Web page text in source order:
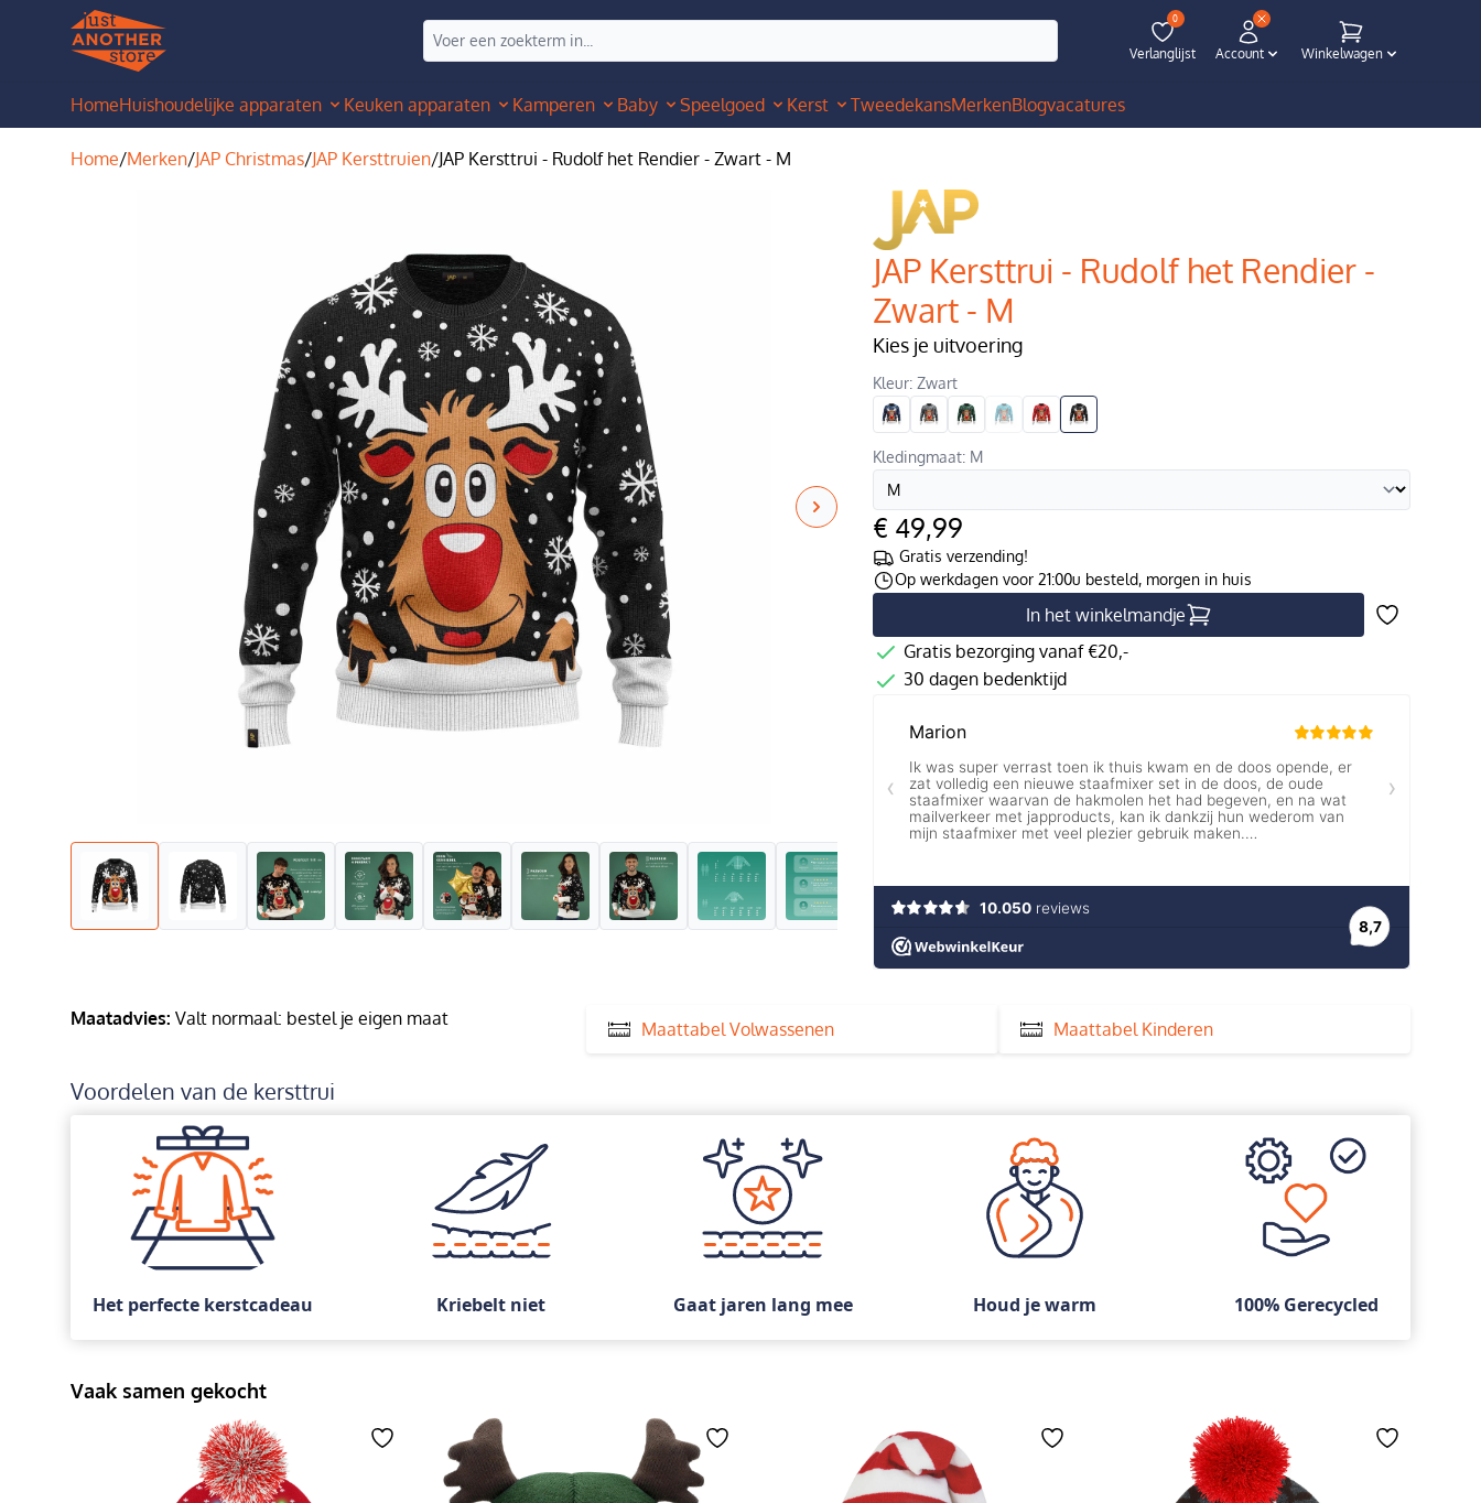
0
Verlanglijst Account Winkelwagen
HomeHuishoudelijke apparaten Keuken apparaten Kamperen Baby Speelgoed Kerst TweedekansMerkenBlogvacatures
Home/Merken/JAP Christmas/JAP Kersttruien/JAP Kersttrui - Rudolf het Rendier - Zwart - M
JAP Kersttrui - Rudolf het Rendier -
Zwart - M
Kies je uitvoering
Kleur: Zwart
Kledingmaat: M
€ 49,99
Gratis verzending!
Op werkdagen voor 21:00u besteld, morgen in huis
In het winkelmandje
Gratis bezorging vanaf €20,-
30 dagen bedenktijd
Maatadvies: Valt normaal: bestel je eigen maat Maattabel Volwassenen Maattabel Kinderen
Voordelen van de kersttrui
Het perfecte kerstcadeau Kriebelt niet Gaat jaren lang mee Houd je warm 100% Gerecycled
Vaak samen gekocht